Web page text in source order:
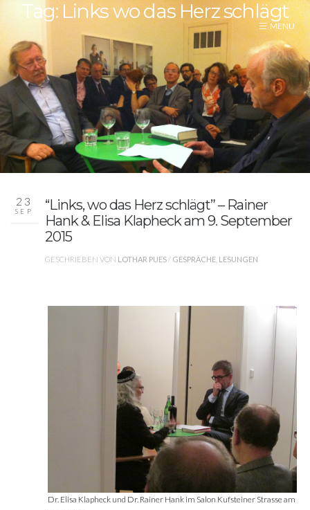
Tag: Links wo das Herz schlägt
23
SEP
“Links, wo das Herz schlägt” – Rainer
Hank & Elisa Klapheck am 9. September
2015
GESCHRIEBEN VON LOTHAR PUES/ GESPRÄCHE LESUNGEN
Dr. Elisa Klapheck und Dr. Rainer Hank im Salon Kufsteiner Strasse am